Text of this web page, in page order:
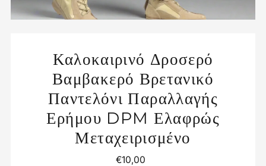
Καλοκαιρινό Δροσερό
Βαμβακερό Βρετανικό
Παντελόνι Παραλλαγής
Ερήμου DPM Ελαφρώς
Μεταχειρισμένο
Κανονική
€10,00